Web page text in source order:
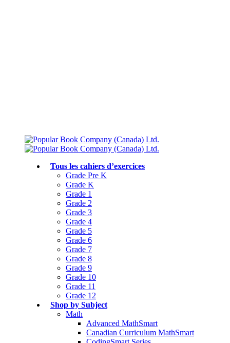
Tous les cahiers d’exercices
Grade Pre K
Grade K
Grade 1
Grade 2
Grade 3
Grade 4
Grade 5
Grade 6
Grade 7
Grade 8
Grade 9
Grade 10
Grade 11
Grade 12
Shop by Subject
Math
Advanced MathSmart
Canadian Curriculum MathSmart